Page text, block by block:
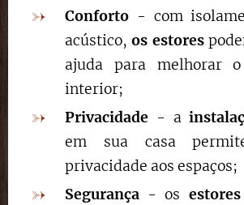
Conforto - com
acústico,os estores
ajuda para melhorar
interior;
Privacidade - a
em sua casa
privacidade aos espaços;
Segurança - os